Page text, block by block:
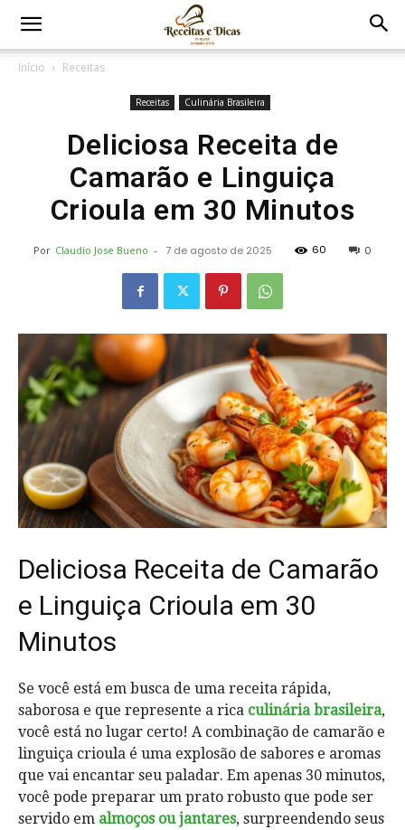
Início Receitas
Receitas Culinária Brasileira
Deliciosa Receita de
Camarão e Linguiça
Crioula em 30 Minutos
Por Claudio Jose Bueno - 7 de agosto de 2025 60 0
Deliciosa Receita de Camarão
e Linguiça Crioula em 30
Minutos
Se você está em busca de uma receita rápida,
saborosa e que represente a rica culinária brasileira,
você está no lugar certo! A combinação de camarão e
linguiça crioula é uma explosão de sabores e aromas
que vai encantar seu paladar. Em apenas 30 minutos,
você pode preparar um prato robusto que pode ser
servido em almoços ou jantares, surpreendendo seus